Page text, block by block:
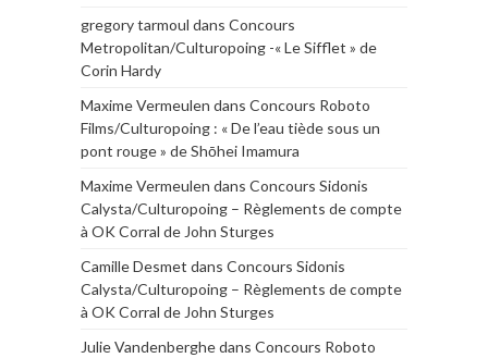
gregory tarmoul dans Concours
Metropolitan/Culturopoing -« Le Sifflet » de
Corin Hardy
Maxime Vermeulen dans Concours Roboto
Films/Culturopoing : « De l’eau tiède sous un
pont rouge » de Shōhei Imamura
Maxime Vermeulen dans Concours Sidonis
Calysta/Culturopoing – Règlements de compte
à OK Corral de John Sturges
Camille Desmet dans Concours Sidonis
Calysta/Culturopoing – Règlements de compte
à OK Corral de John Sturges
Julie Vandenberghedans Concours Roboto